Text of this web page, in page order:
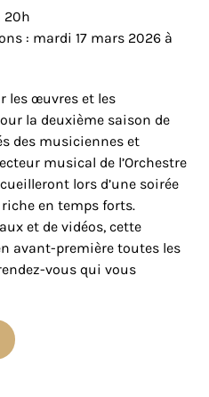
20h
: mardi 17 mars 2026 à
les œuvres et les
la deuxième saison de
des musiciennes et
musical de l’Orchestre
lors d’une soirée
en temps forts.
et de vidéos, cette
avant-première toutes les
vous qui vous